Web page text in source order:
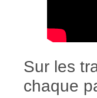
Sur les
chaque